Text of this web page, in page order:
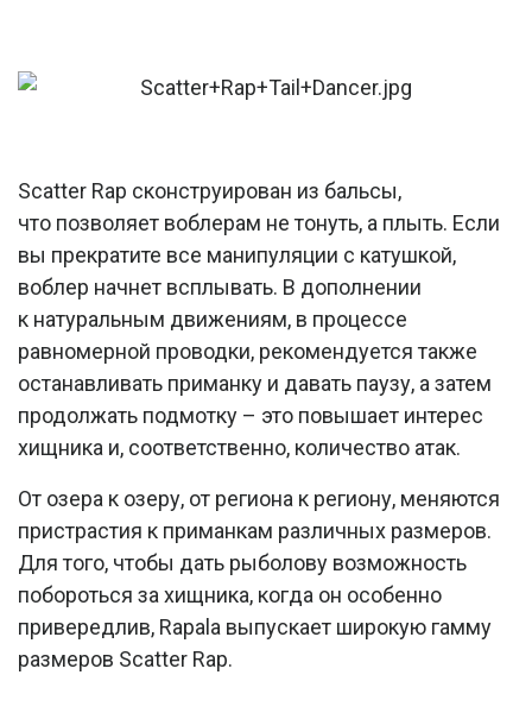
Scatter Rap сконструирован из бальсы,
что позволяет воблерам не тонуть, а плыть. Если
вы прекратите все манипуляции с катушкой,
воблер начнет всплывать. В дополнении
к натуральным движениям, в процессе
равномерной проводки, рекомендуется также
останавливать приманку и давать паузу, а затем
продолжать подмотку – это повышает интерес
хищника и, соответственно, количество атак.
От озера к озеру, от региона к региону, меняются
пристрастия к приманкам различных размеров.
Для того, чтобы дать рыболову возможность
побороться за хищника, когда он особенно
привередлив, Rapala выпускает широкую гамму
размеров Scatter Rap.